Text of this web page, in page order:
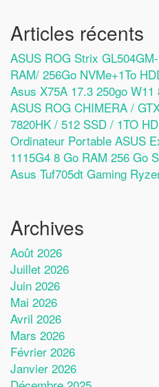
Articles récents
ASUS ROG Strix
RAM/ 256Go NVMe+1To
Asus X75A 17.3 250go W11
ASUS ROG CHIMERA /
7820HK / 512 SSD / 1TO
Ordinateur Portable ASUS
1115G4 8 Go RAM 256 Go
Asus Tuf705dt Gaming
Archives
Août 2026
Juillet 2026
Juin 2026
Mai 2026
Avril 2026
Mars 2026
Février 2026
Janvier 2026